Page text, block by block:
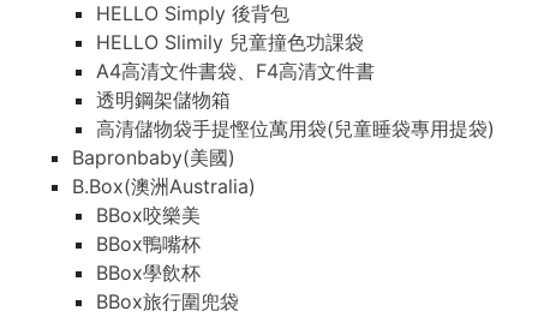
HELLO Simply 後背包
HELLO Slimily 兒童撞色功課袋
A4高清文件書袋、F4高清文件書
透明鋼架儲物箱
高清儲物袋手提慳位萬用袋(兒童睡袋專用提袋)
Bapronbaby(美國)
B.Box(澳洲Australia)
BBox咬樂美
BBox鴨嘴杯
BBox學飲杯
BBox旅行圍兜袋